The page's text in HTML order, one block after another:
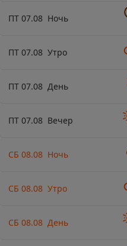
ПТ 07.08 Ночь
ПТ 07.08 Утро
ПТ 07.08 День
ПТ 07.08 Вечер
СБ 08.08 Ночь
СБ 08.08 Утро
СБ 08.08 День